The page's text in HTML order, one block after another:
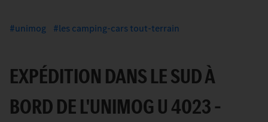
unimog les camping-cars tout-terrain
EXPÉDITION DANS LE SUD À
BORD DE L'UNIMOG U 4023 –